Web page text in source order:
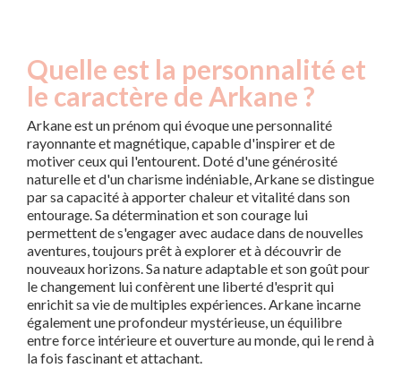
Quelle est la personnalité et
le caractère de Arkane ?
Arkane est un prénom qui évoque une personnalité
rayonnante et magnétique, capable d'inspirer et de
motiver ceux qui l'entourent. Doté d'une générosité
naturelle et d'un charisme indéniable, Arkane se distingue
par sa capacité à apporter chaleur et vitalité dans son
entourage. Sa détermination et son courage lui
permettent de s'engager avec audace dans de nouvelles
aventures, toujours prêt à explorer et à découvrir de
nouveaux horizons. Sa nature adaptable et son goût pour
le changement lui confèrent une liberté d'esprit qui
enrichit sa vie de multiples expériences. Arkane incarne
également une profondeur mystérieuse, un équilibre
entre force intérieure et ouverture au monde, qui le rend à
la fois fascinant et attachant.